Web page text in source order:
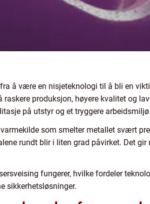
å være en nisjeteknologi til å bli en
produksjon, høyere kvalitet og
på utstyr og et tryggere arbeidsmiljø.
som smelter metallet svært
rundt blir i liten grad påvirket. Det
fungerer, hvilke fordeler
sikkerhetsløsninger.